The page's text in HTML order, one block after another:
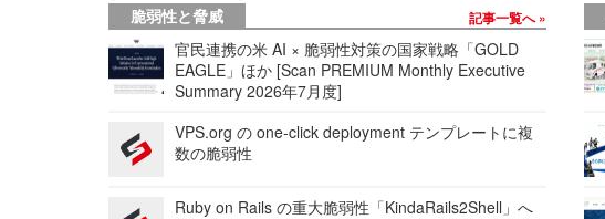
脆弱性と脅威 記事一覧へ
官民連携の米 AI × 脆弱性対策の国家戦略「GOLD
EAGLE」ほか [Scan PREMIUM Monthly Executive
Summary 2026年7月度]
VPS.org の one-click deployment テンプレートに複
数の脆弱性
Ruby on Rails の重大脆弱性「KindaRails2Shell」へ